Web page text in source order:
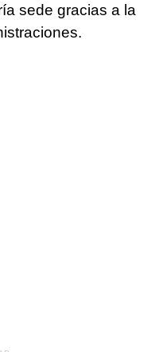
sede gracias a la